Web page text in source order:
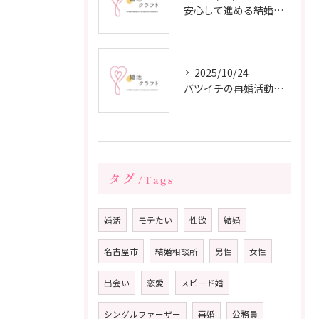
安心して進める結婚相談所の利用法
2025/10/24
バツイチの再婚活動に成功するための戦略
タグ Tags
婚活 モテたい 性欲 結婚
名古屋市 結婚相談所 男性 女性
出会い 恋愛 スピード婚
シングルファーザー 再婚 公務員